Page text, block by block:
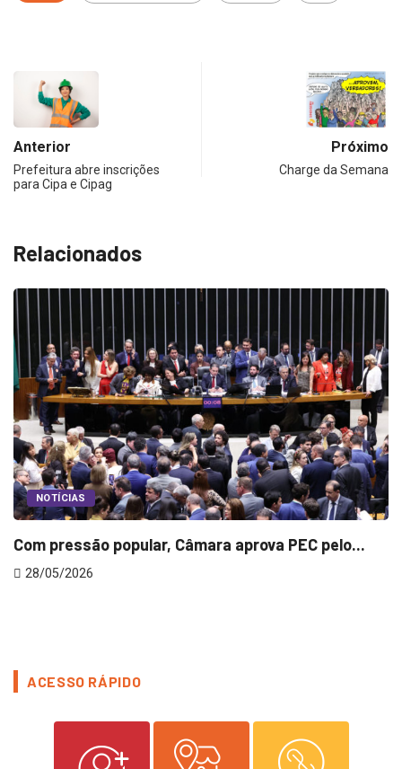
Anterior
Prefeitura abre inscrições
para Cipa e Cipag
Próximo
Charge da Semana
Relacionados
NOTÍCIAS
Com pressão popular, Câmara aprova PEC pelo...
28/05/2026
ACESSO RÁPIDO